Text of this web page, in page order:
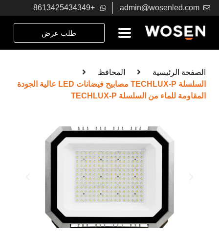
admin@wosenled.com
+8613425434349
طلب عرض
الصفحة الرئيسية
المحافظ
السلسلة TECHLUX-P مصابيح فيضانات LED عالية الجودة
المقاومة للماء من السلسلة TECHLUX-P